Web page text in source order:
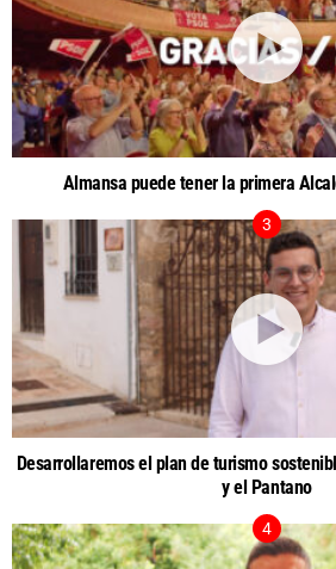
Almansa puede tener la primera
Desarrollaremos el plan de turismo
y el Pantano